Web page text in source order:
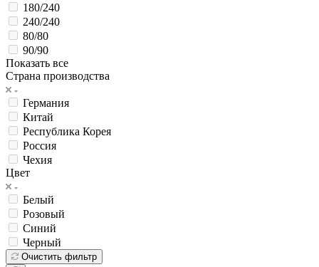
180/240
240/240
80/80
90/90
Показать все
Страна производства
Германия
Китай
Республика Корея
Россия
Чехия
Цвет
Белый
Розовый
Синий
Черный
Очистить фильтр